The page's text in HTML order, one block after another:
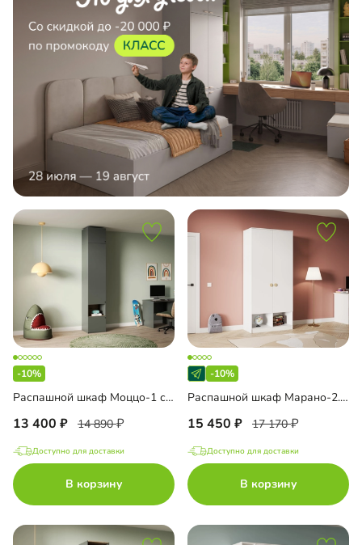
-10%
Распашной шкаф Моццо-1 с антресолью
13 400 14 890
Доступно для доставки
В корзину
-10%
Распашной шкаф Марано-2.2.1
15 450 17 170
Доступно для доставки
В корзину